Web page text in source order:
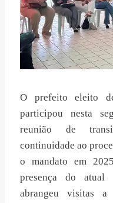
O prefeito eleito
participou nesta
reunião de
continuidade ao
o mandato em
presença do atual
abrangeu visitas a